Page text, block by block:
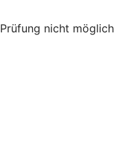
Prüfung nicht möglich